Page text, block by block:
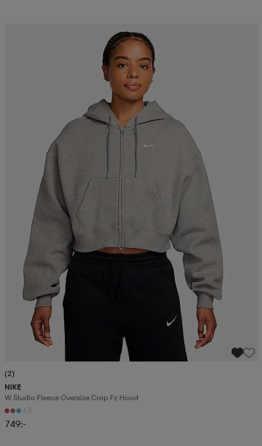
(2)
NIKE
W Studio Fleece Oversize Crop Fz Hood
+3
749:-